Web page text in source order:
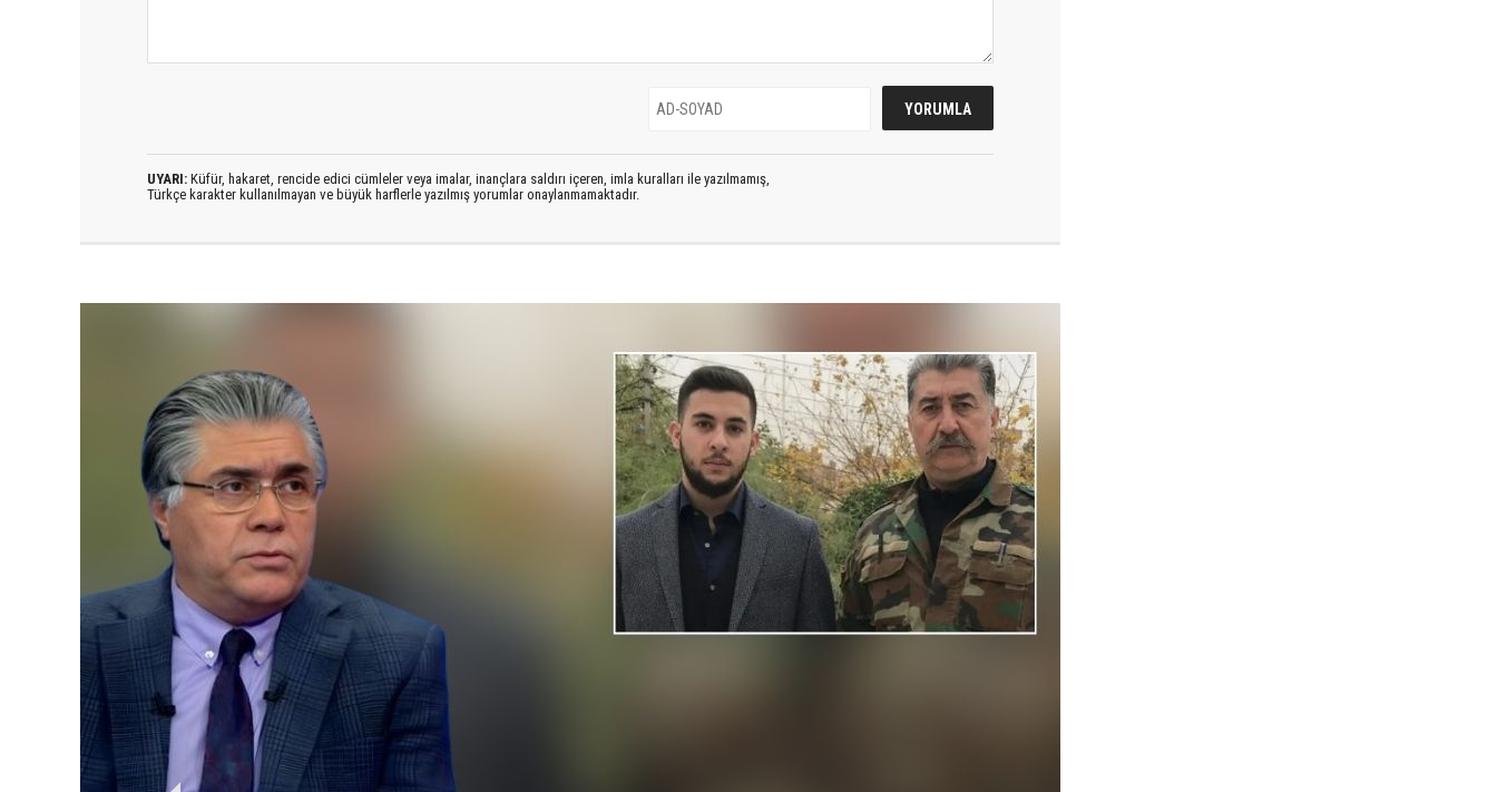
UYARI: Küfür, hakaret, rencide edici cümleler veya imalar, inançlara saldırı içeren, imla kuralları ile yazılmamış,
Türkçe karakter kullanılmayan ve büyük harflerle yazılmış yorumlar onaylanmamaktadır.